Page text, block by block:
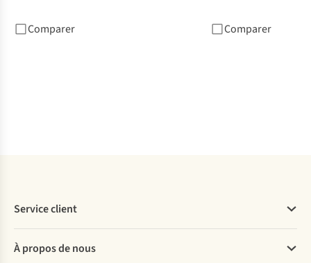
Comparer Comparer
Service client
Commander
À propos de nous